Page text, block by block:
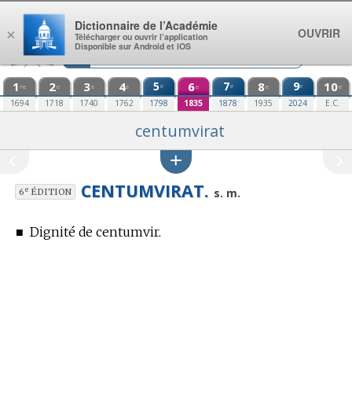
Aller au contenu
1 re
1694
2e
1718
3e
1740
4e
1762
5e
1798
6e
1835
7e
1878
8e
1935
9e
2024
10e
E.C.
centumvirat
6eÉDITION CENTUMVIRAT. s. m.
■ Dignité de centumvir.
×
Dictionnaire de l’Académie
Télécharger ou ouvrir l’application
Disponible sur Android et iOS
OUVRIR